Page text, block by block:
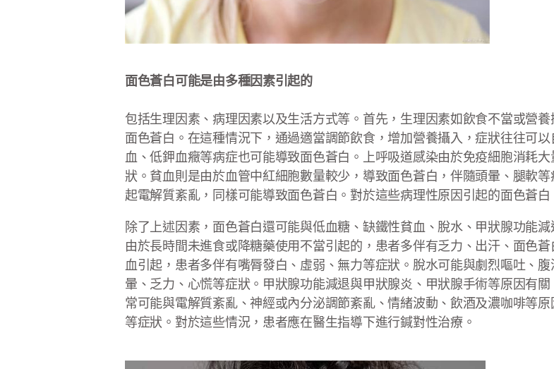
面色蒼白可能是由多種因素引起的
包括生理因素、病理因素以及生活方式等。首先，生理因素如飲食不當或營
面色蒼白。在這種情況下，通過適當調節飲食，增加營養攝入，症狀往往可
血、低鉀血癥等病症也可能導致面色蒼白。上呼吸道感染由於免疫細胞消耗
狀。貧血則是由於血管中紅細胞數量較少，導致面色蒼白，伴隨頭暈、腿軟
起電解質紊亂，同樣可能導致面色蒼白。對於這些病理性原因引起的面色蒼
除了上述因素，面色蒼白還可能與低血糖、缺鐵性貧血、脫水、甲狀腺功能
由於長時間未進食或降糖藥使用不當引起的，患者多伴有乏力、出汗、面色
血引起，患者多伴有嘴脣發白、虛弱、無力等症狀。脫水可能與劇烈嘔吐、
暈、乏力、心慌等症狀。甲狀腺功能減退與甲狀腺炎、甲狀腺手術等原因有
常可能與電解質紊亂、神經或內分泌調節紊亂、情緒波動、飲酒及濃咖啡等
等症狀。對於這些情況，患者應在醫生指導下進行鍼對性治療。